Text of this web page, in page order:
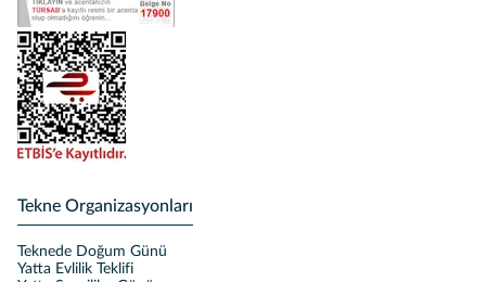
Tekne Organizasyonları
Teknede Doğum Günü
Yatta Evlilik Teklifi